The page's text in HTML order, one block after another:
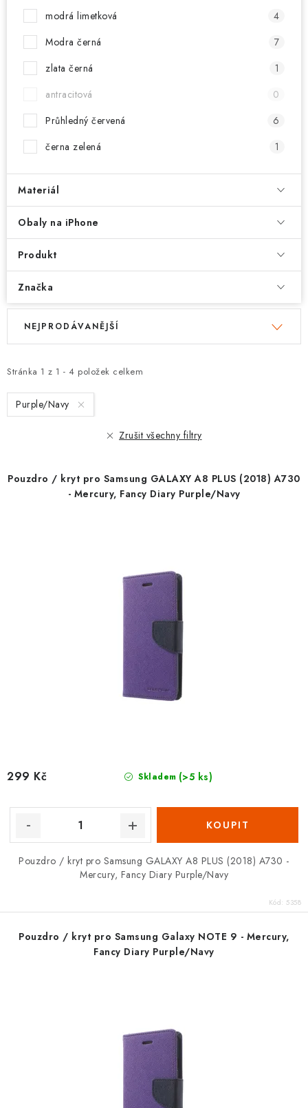
modrá limetková
4
Modra černá
7
zlata černá
1
antracitová
0
Průhledný červená
6
černa zelená
1
Materiál
Obaly na iPhone
Produkt
Značka
V
i
s
p
d
Stránka 1 z 1 - 4 položek celkem
Ř
e
n
í
o
NEJPRODÁVANĚJŠÍ
Purple/Navy
Zrušit všechny filtry
Pouzdro / kryt pro Samsung GALAXY A8 PLUS (2018) A730
- Mercury, Fancy Diary Purple/Navy
Skladem (>5 ks)
299 Kč
Pouzdro / kryt pro Samsung GALAXY A8 PLUS (2018) A730 -
Mercury, Fancy Diary Purple/Navy
Kód: 5358
Pouzdro / kryt pro Samsung Galaxy NOTE 9 - Mercury,
Fancy Diary Purple/Navy